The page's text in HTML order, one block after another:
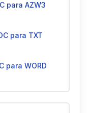
para AZW3
para TXT
para WORD